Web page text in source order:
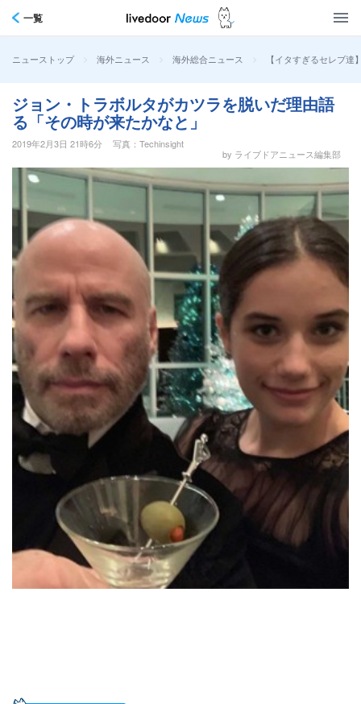
一覧
ニューストップ > 海外ニュース > 海外総合ニュース > 【イタすぎるセレブ
ジョン・トラボルタがカツラを脱いだ理由語
る「その時が来たかなと」
2019年2月3日 21時6分
写真：Techinsight
by ライブドアニュース編集部